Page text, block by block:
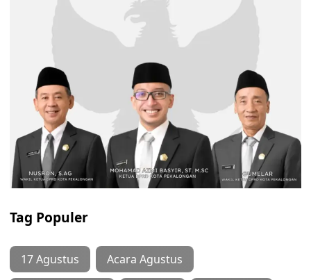
Tag Populer
17 Agustus Acara Agustus